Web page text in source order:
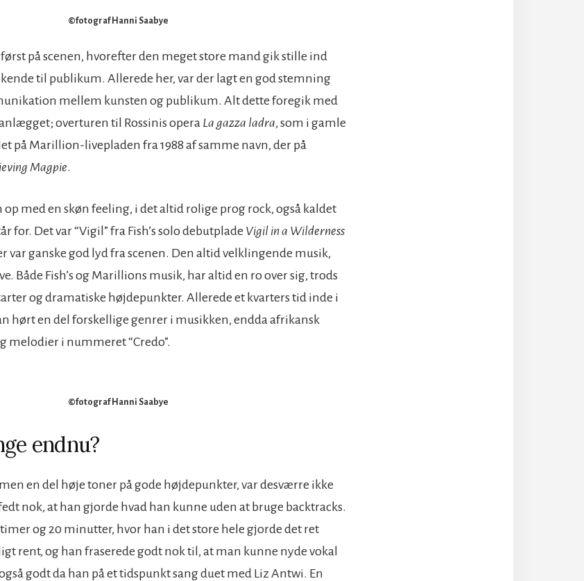
©fotograf Hanni Saabye
på scenen, hvorefter den meget store mand gik stille ind
til publikum. Allerede her, var der lagt en god stemning
mellem kunsten og publikum. Alt dette foregik med
overturen til Rossinis opera La gazza ladra, som i gamle
på Marillion-livepladen fra 1988 af samme navn, der på
Magpie.
op med en skøn feeling, i det altid rolige prog rock, også kaldet
for. Det var “Vigil” fra Fish’s solo debutplade Vigil in a Wilderness
var ganske god lyd fra scenen. Den altid velklingende musik,
Både Fish’s og Marillions musik, har altid en ro over sig, trods
og dramatiske højdepunkter. Allerede et kvarters tid inde i
hørt en del forskellige genrer i musikken, endda afrikansk
melodier i nummeret “Credo”.
©fotograf Hanni Saabye
endnu?
en del høje toner på gode højdepunkter, var desværre ikke
nok, at han gjorde hvad han kunne uden at bruge backtracks.
og 20 minutter, hvor han i det store hele gjorde det ret
rent, og han fraserede godt nok til, at man kunne nyde vokal
godt da han på et tidspunkt sang duet med Liz Antwi. En